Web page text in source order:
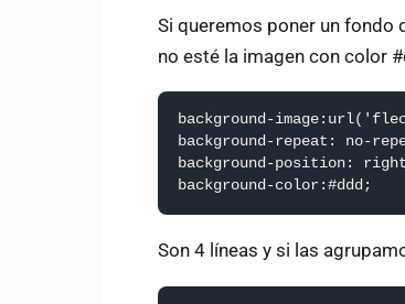
Si queremos poner un fondo
no esté la imagen con color
background-
background-repeat: no-
background-position:
background-color:#ddd;
Son 4 líneas y si las